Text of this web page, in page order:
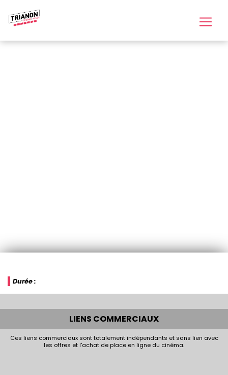
Durée :
LIENS COMMERCIAUX
Ces liens commerciaux sont totalement indépendants et sans lien avec
les offres et l'achat de place en ligne du cinéma.